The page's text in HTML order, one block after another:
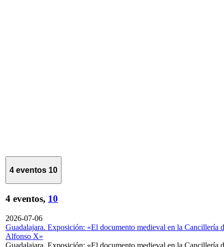
4 eventos 10
4 eventos, 10
2026-07-06
Guadalajara. Exposición: «El documento medieval en la Cancillería
Alfonso X»
Guadalajara. Exposición: «El documento medieval en la Cancillería